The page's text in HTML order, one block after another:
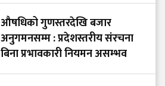
औषधिको गुणस्तरदेखि बजार
अनुगमनसम्म : प्रदेशस्तरीय संरचना
बिना प्रभावकारी नियमन असम्भव